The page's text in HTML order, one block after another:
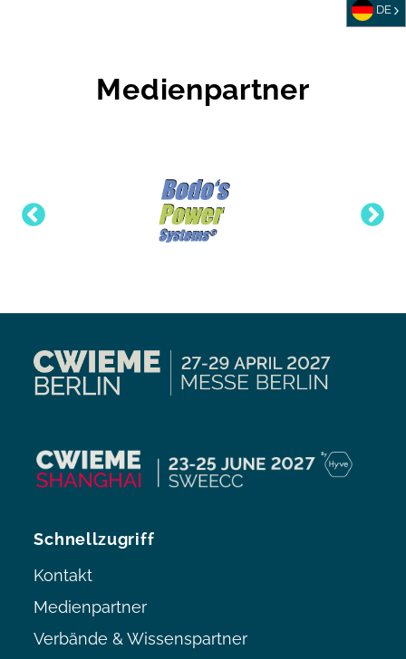
Medienpartner
Schnellzugriff
Kontakt
Medienpartner
Verbände & Wissenspartner
DE